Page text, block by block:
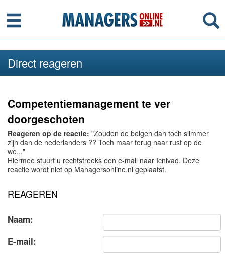
Menu
Direct reageren
Competentiemanagement te ver
doorgeschoten
Reageren op de reactie: "Zouden de belgen dan toch slimmer
zijn dan de nederlanders ?? Toch maar terug naar rust op de
we..."
Hiermee stuurt u rechtstreeks een e-mail naar Icnivad. Deze
reactie wordt niet op Managersonline.nl geplaatst.
REAGEREN
Naam:
E-mail: